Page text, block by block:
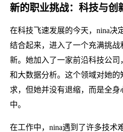
新的职业挑战：科技与创
在科技飞速发展的今天，nina决
结合起来，进入了一个充满挑
新。她加入了一家前沿科技公
和大数据分析。这个领域对她
求，但她并没有退缩，而是全
中。
在工作中，nina遇到了许多技术